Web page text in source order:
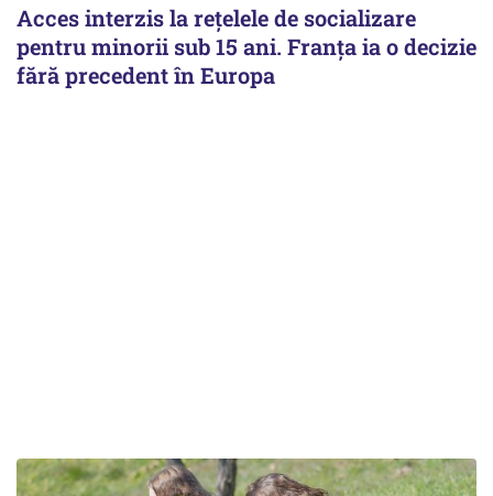
Acces interzis la rețelele de socializare
pentru minorii sub 15 ani. Franța ia o decizie
fără precedent în Europa